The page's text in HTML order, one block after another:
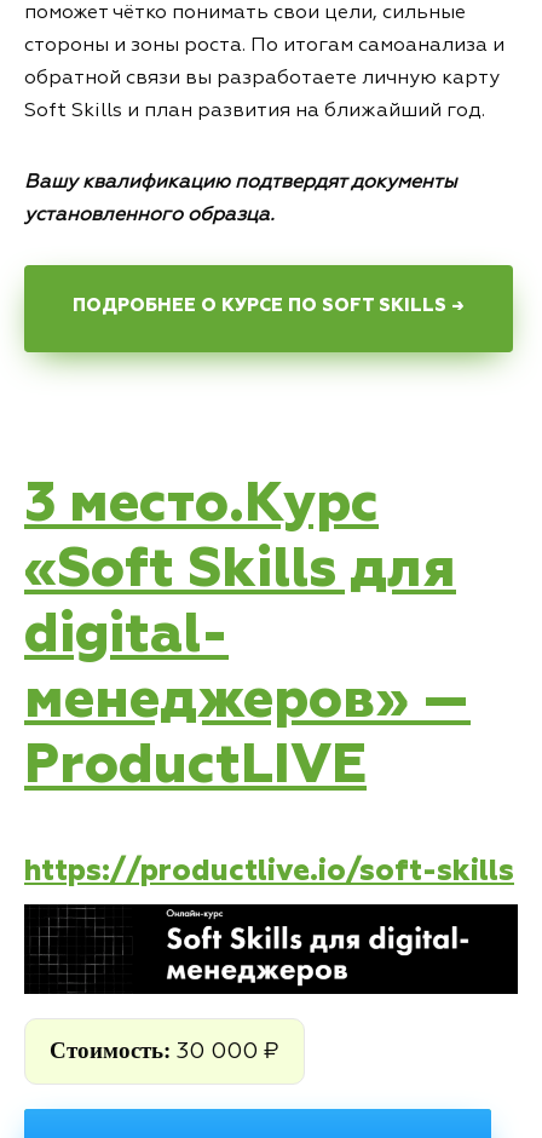
поможет чётко понимать свои цели, сильные
стороны и зоны роста. По итогам самоанализа и
обратной связи вы разработаете личную карту
Soft Skills и план развития на ближайший год.
Вашу квалификацию подтвердят документы
установленного образца.
ПОДРОБНЕЕ О КУРСЕ ПО SOFT SKILLS →
3 место.Курс
«Soft Skills для
digital-
менеджеров» —
ProductLIVE
https://productlive.io/soft-skills
Стоимость: 30 000 ₽